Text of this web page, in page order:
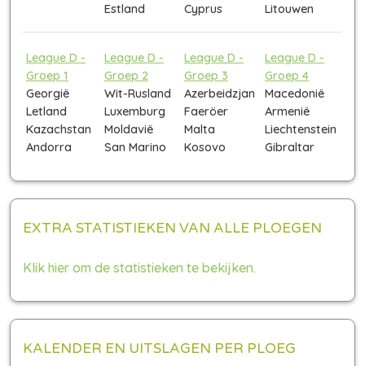
Estland
Cyprus
Litouwen
League D -
Groep 1
Georgië
Letland
Kazachstan
Andorra
League D -
Groep 2
Wit-Rusland
Luxemburg
Moldavië
San Marino
League D -
Groep 3
Azerbeidzjan
Faeröer
Malta
Kosovo
League D -
Groep 4
Macedonië
Armenië
Liechtenstein
Gibraltar
EXTRA STATISTIEKEN VAN ALLE PLOEGEN
Klik hier om de statistieken te bekijken.
KALENDER EN UITSLAGEN PER PLOEG